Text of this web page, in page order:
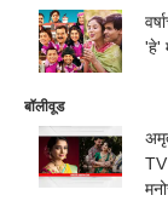
'हे'
बॉलीवूड
TV